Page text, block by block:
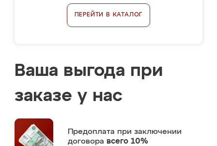
ПЕРЕЙТИ В КАТАЛОГ
Ваша выгода при
заказе у нас
Предоплата при заключении
договора всего 10%